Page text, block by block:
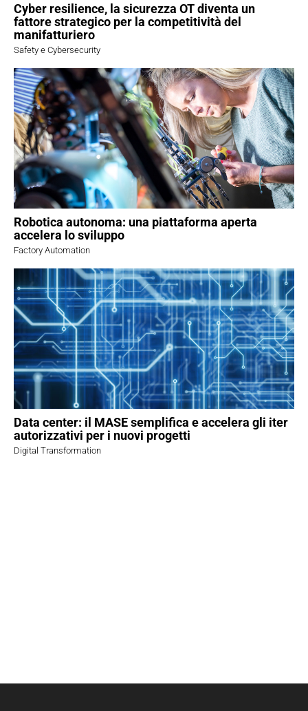
Cyber resilience, la sicurezza OT diventa un
fattore strategico per la competitività del
manifatturiero
Safety e Cybersecurity
Robotica autonoma: una piattaforma aperta
accelera lo sviluppo
Factory Automation
Data center: il MASE semplifica e accelera gli iter
autorizzativi per i nuovi progetti
Digital Transformation